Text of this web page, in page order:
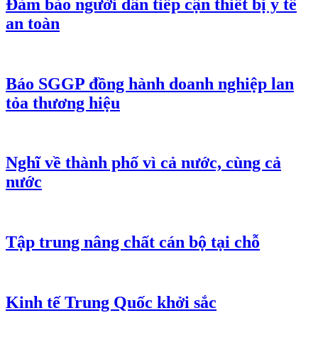
Đảm bảo người dân tiếp cận thiết bị y tế
an toàn
Báo SGGP đồng hành doanh nghiệp lan
tỏa thương hiệu
Nghĩ về thành phố vì cả nước, cùng cả
nước
Tập trung nâng chất cán bộ tại chỗ
Kinh tế Trung Quốc khởi sắc